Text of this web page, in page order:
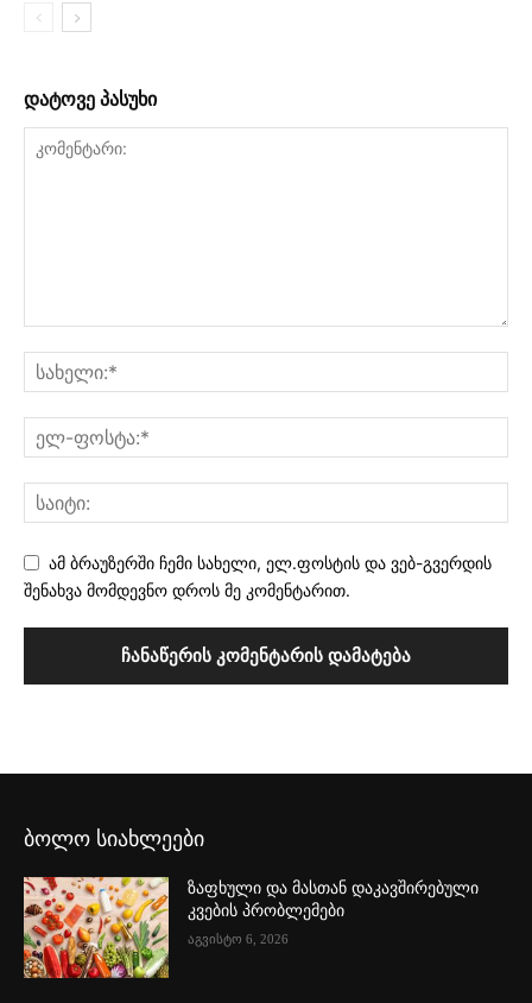
დატოვე პასუხი
ამ ბრაუზერში ჩემი სახელი, ელ.ფოსტის და ვებ-გვერდის
შენახვა მომდევნო დროს მე კომენტარით.
ბოლო სიახლეები
ზაფხული და მასთან დაკავშირებული
კვების პრობლემები
აგვისტო 6, 2026